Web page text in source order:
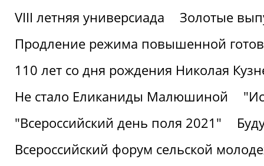
VIII летняя универсиада
Золотые
Продление режима повышенной
110 лет со дня рождения Николая
Не стало Еликаниды Малюшиной
"Всероссийский день поля 2021"
Всероссийский форум сельской